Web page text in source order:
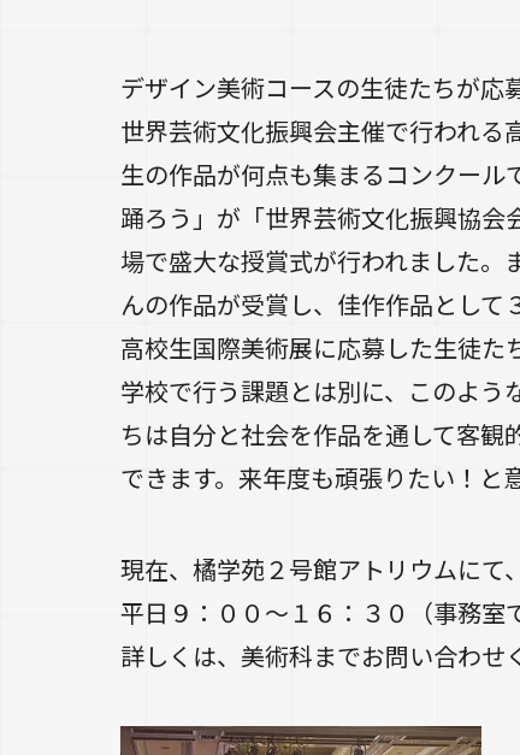
デザイン美術コースの生徒たちが応
世界芸術文化振興会主催で行われ
生の作品が何点も集まるコンクー
踊ろう」が「世界芸術文化振興協
場で盛大な授賞式が行われました
んの作品が受賞し、佳作作品として
高校生国際美術展に応募した生徒た
学校で行う課題とは別に、このよ
ちは自分と社会を作品を通して客
できます。来年度も頑張りたい！と
現在、橘学苑２号館アトリウムにて
平日９：００〜１６：３０（事務
詳しくは、美術科までお問い合わせ